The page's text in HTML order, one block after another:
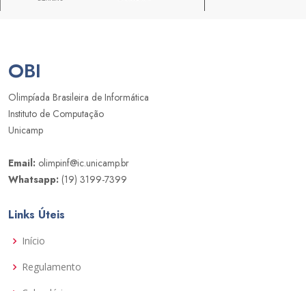
OBI
Olimpíada Brasileira de Informática
Instituto de Computação
Unicamp
Email: olimpinf@ic.unicamp.br
Whatsapp: (19) 3199-7399
Links Úteis
Início
Regulamento